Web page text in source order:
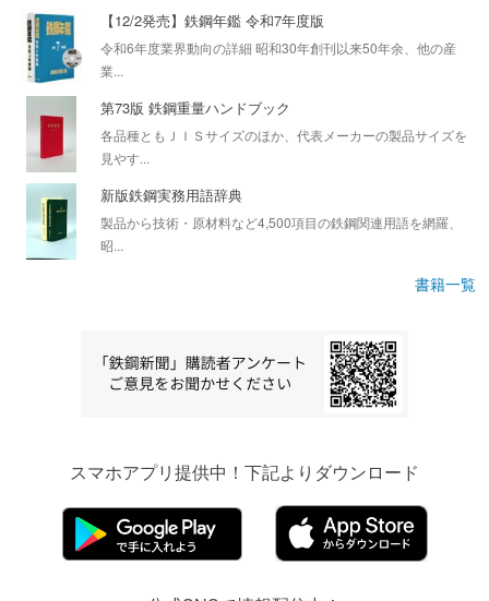
【12/2発売】鉄鋼年鑑 令和7年度版
令和6年度業界動向の詳細 昭和30年創刊以来50年余、他の産
業...
第73版 鉄鋼重量ハンドブック
各品種ともＪＩＳサイズのほか、代表メーカーの製品サイズを
見やす...
新版鉄鋼実務用語辞典
製品から技術・原材料など4,500項目の鉄鋼関連用語を網羅、
昭...
書籍一覧
スマホアプリ提供中！下記よりダウンロード